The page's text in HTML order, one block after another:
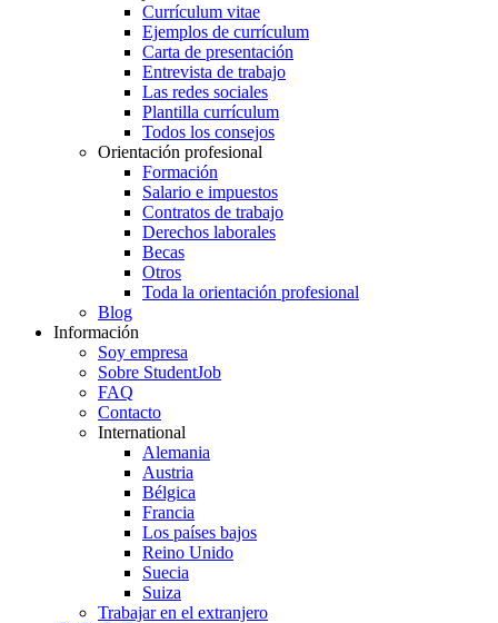
Currículum vitae
Ejemplos de currículum
Carta de presentación
Entrevista de trabajo
Las redes sociales
Plantilla currículum
Todos los consejos
Orientación profesional
Formación
Salario e impuestos
Contratos de trabajo
Derechos laborales
Becas
Otros
Toda la orientación profesional
Blog
Información
Soy empresa
Sobre StudentJob
FAQ
Contacto
International
Alemania
Austria
Bélgica
Francia
Los países bajos
Reino Unido
Suecia
Suiza
Trabajar en el extranjero